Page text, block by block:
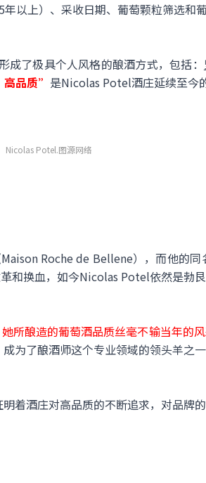
以上）、采收日期、葡萄颗粒筛选和
了极具个人风格的酿酒方式，包括：
高品质” 是Nicolas Potel酒庄延续至今
Nicolas Potel.图源网络
Roche de Bellene），而他的
换血，如今Nicolas Potel依然是勃艮
所酿造的葡萄酒品质丝毫不输当年的
为了酿酒师这个专业领域的领头羊之一
着酒庄对高品质的不断追求，对品牌